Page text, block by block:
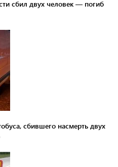
сбил двух человек — погиб
сбившего насмерть двух